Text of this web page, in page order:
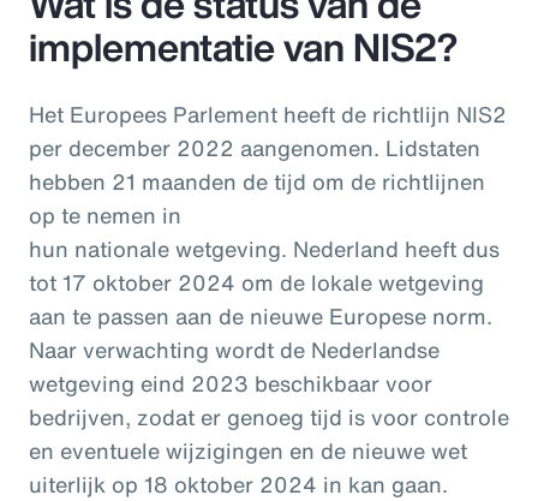
implementatie van NIS2?
Het Europees Parlement heeft de richtlijn NIS2
per december 2022 aangenomen. Lidstaten
hebben 21 maanden de tijd om de richtlijnen
op te nemen in
hun nationale wetgeving. Nederland heeft dus
tot 17 oktober 2024 om de lokale wetgeving
aan te passen aan de nieuwe Europese norm.
Naar verwachting wordt de Nederlandse
wetgeving eind 2023 beschikbaar voor
bedrijven, zodat er genoeg tijd is voor controle
en eventuele wijzigingen en de nieuwe wet
uiterlijk op 18 oktober 2024 in kan gaan.